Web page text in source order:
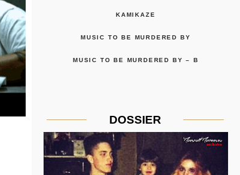
KAMIKAZE
MUSIC TO BE MURDERED BY
MUSIC TO BE MURDERED BY – B
DOSSIER